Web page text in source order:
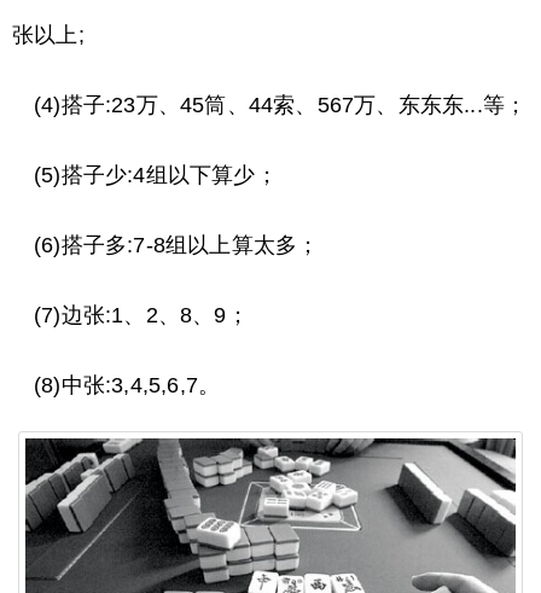
张以上;
(4)搭子:23万、45筒、44索、567万、东东东...等；
(5)搭子少:4组以下算少；
(6)搭子多:7-8组以上算太多；
(7)边张:1、2、8、9；
(8)中张:3,4,5,6,7。